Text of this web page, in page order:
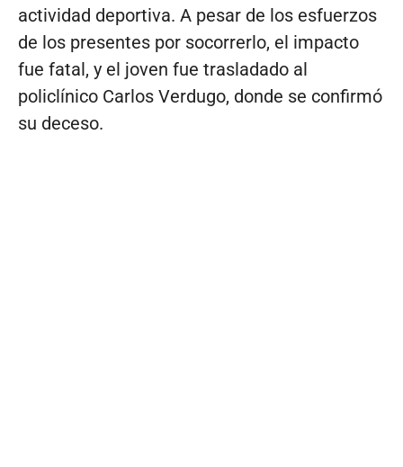
actividad deportiva. A pesar de los esfuerzos
de los presentes por socorrerlo, el impacto
fue fatal, y el joven fue trasladado al
policlínico Carlos Verdugo, donde se confirmó
su deceso.